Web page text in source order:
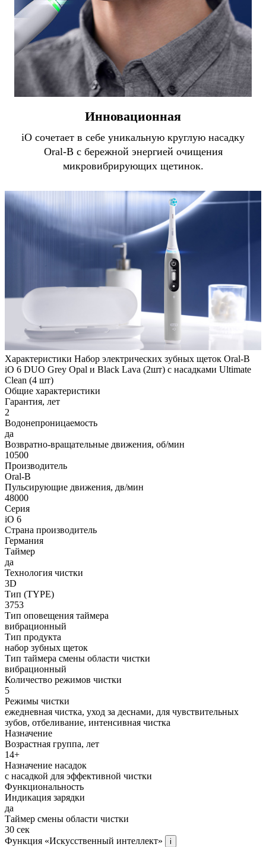
Инновационная
iO сочетает в себе уникальную круглую насадку
Oral-B с бережной энергией очищения
микровибрирующих щетинок.
Характеристики Набор электрических зубных щеток Oral-B
iO 6 DUO Grey Opal и Black Lava (2шт) с насадками Ultimate
Clean (4 шт)
Общие характеристики
Гарантия, лет
2
Водонепроницаемость
да
Возвратно-вращательные движения, об/мин
10500
Производитель
Oral-B
Пульсирующие движения, дв/мин
48000
Серия
iO 6
Страна производитель
Германия
Таймер
да
Технология чистки
3D
Тип (TYPE)
3753
Тип оповещения таймера
вибрационный
Тип продукта
набор зубных щеток
Тип таймера смены области чистки
вибрационный
Количество режимов чистки
5
Режимы чистки
ежедневная чистка, уход за деснами, для чувствительных
зубов, отбеливание, интенсивная чистка
Назначение
Возрастная группа, лет
14+
Назначение насадок
с насадкой для эффективной чистки
Функциональность
Индикация зарядки
да
Таймер смены области чистки
30 сек
Функция «Искусственный интеллект»
i